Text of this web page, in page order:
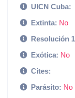
UICN Cuba:
Extinta: No
Resolución
Exótica: No
Cites:
Parásito: No